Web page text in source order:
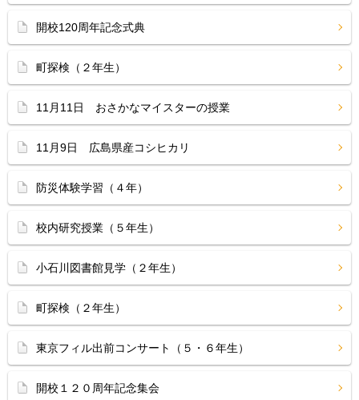
開校120周年記念式典
町探検（２年生）
11月11日 おさかなマイスターの授業
11月9日 広島県産コシヒカリ
防災体験学習（４年）
校内研究授業（５年生）
小石川図書館見学（２年生）
町探検（２年生）
東京フィル出前コンサート（５・６年生）
開校１２０周年記念集会